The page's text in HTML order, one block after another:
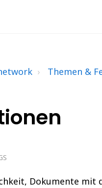
Themen &
Dokumente mit